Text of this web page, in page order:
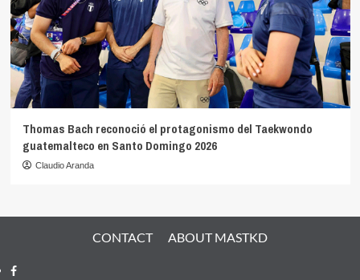
Thomas Bach reconoció el protagonismo del Taekwondo
guatemalteco en Santo Domingo 2026
Claudio Aranda
CONTACT ABOUT MASTKD
Facebook